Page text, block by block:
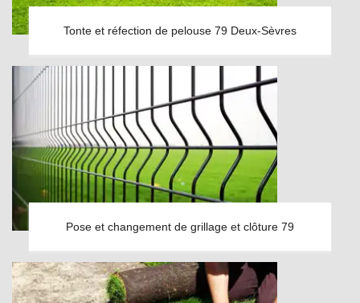
Tonte et réfection de pelouse 79 Deux-Sèvres
Pose et changement de grillage et clôture 79